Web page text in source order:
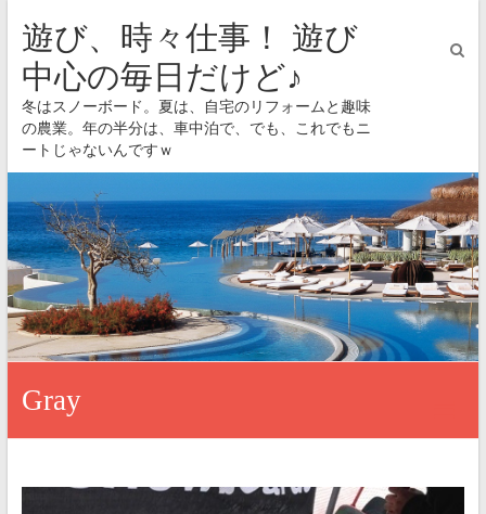
遊び、時々仕事！ 遊び
中心の毎日だけど♪
冬はスノーボード。夏は、自宅のリフォームと趣味
の農業。年の半分は、車中泊で、でも、これでもニ
ートじゃないんですｗ
Gray